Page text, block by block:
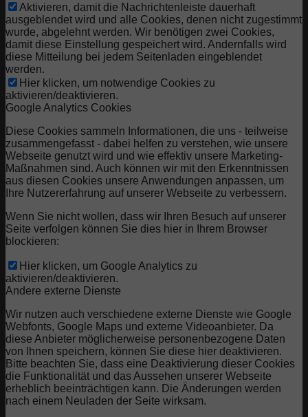
Aktivieren, damit die Nachrichtenleiste dauerhaft
ausgeblendet wird und alle Cookies, denen nicht zugestimmt
wurde, abgelehnt werden. Wir benötigen zwei Cookies,
damit diese Einstellung gespeichert wird. Andernfalls wird
diese Mitteilung bei jedem Seitenladen eingeblendet
werden.
Hier klicken, um notwendige Cookies zu
aktivieren/deaktivieren.
Google Analytics Cookies
Diese Cookies sammeln Informationen, die uns - teilweise
zusammengefasst - dabei helfen zu verstehen, wie unsere
Webseite genutzt wird und wie effektiv unsere Marketing-
Maßnahmen sind. Auch können wir mit den Erkenntnissen
aus diesen Cookies unsere Anwendungen anpassen, um
Ihre Nutzererfahrung auf unserer Webseite zu verbessern.
Wenn Sie nicht wollen, dass wir Ihren Besuch auf unserer
Seite verfolgen können Sie dies hier in Ihrem Browser
blockieren:
Hier klicken, um Google Analytics zu
aktivieren/deaktivieren.
Andere externe Dienste
Wir nutzen auch verschiedene externe Dienste wie Google
Webfonts, Google Maps und externe Videoanbieter. Da
diese Anbieter möglicherweise personenbezogene Daten
von Ihnen speichern, können Sie diese hier deaktivieren.
Bitte beachten Sie, dass eine Deaktivierung dieser Cookies
die Funktionalität und das Aussehen unserer Webseite
erheblich beeinträchtigen kann. Die Änderungen werden
nach einem Neuladen der Seite wirksam.